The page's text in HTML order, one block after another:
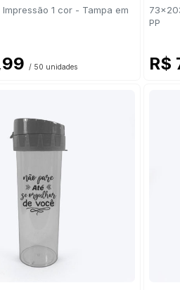
1 cor - Tampa em
/ 50 unidades
PP
R$